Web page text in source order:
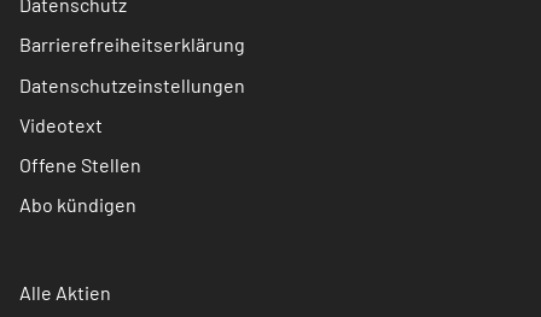
Barrierefreiheitserklärung
Datenschutzeinstellungen
Videotext
Offene Stellen
Abo kündigen
Alle Aktien